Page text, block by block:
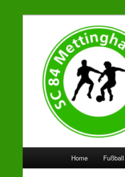
SC 84
Zum
Zum
Home Fußball